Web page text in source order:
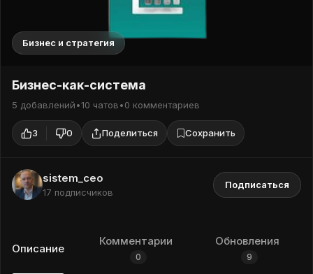
Бизнес и стратегия
Бизнес-как-система
5 добавлений•10 чатов•0 комментариев
3 0 Поделиться Сохранить
sistem_ceo
17 подписчиков
Подписаться
Описание
Комментарии
0
Обновления
9